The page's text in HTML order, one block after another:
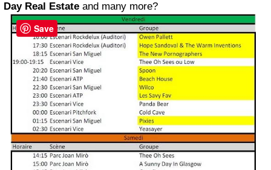
Day Real Estate and many more?
Save